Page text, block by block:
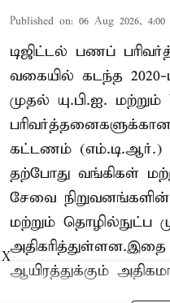
Published on: 06 Aug 2026, 4:00
டிஜிட்டல் பணப்
வகையில் கடந்த
முதல் யு.பி.ஐ. மற்றும்
கட்டணம் (எம்.டி.ஆர்.)
தற்போது வங்கிகள்
சேவை
மற்றும் தொழில்நுட்ப
அதிகரித்துள்ளன.இதை
ஆயிரத்துக்கும்
X